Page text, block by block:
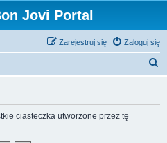
Jovi Portal
Zaloguj się
Zarejestruj się
ciasteczka utworzone przez tę